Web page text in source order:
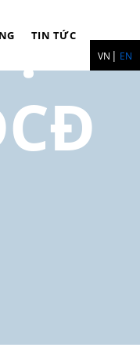
VN EN
TIN TỨC